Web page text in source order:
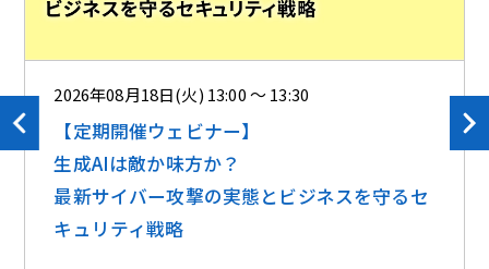
2026年08月18日(火) 13:00 ～ 13:30
【定期開催ウェビナー】
生成AIは敵か味方か？ ​​
最新サイバー攻撃の実態とビジネスを守るセ
キュリティ戦略